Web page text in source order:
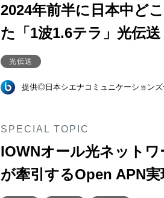
2024年前半に日本中ど
た「1波1.6テラ」光伝送
光伝送
提供◎日本シエナコミュニケーションズ
SPECIAL TOPIC
IOWNオール光ネット
が牽引するOpen APN